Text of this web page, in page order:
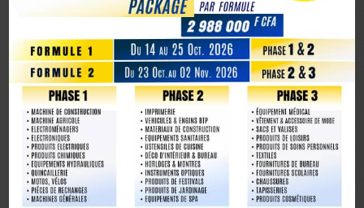
La Chine fête les 80 ans de la capitulation du Japon